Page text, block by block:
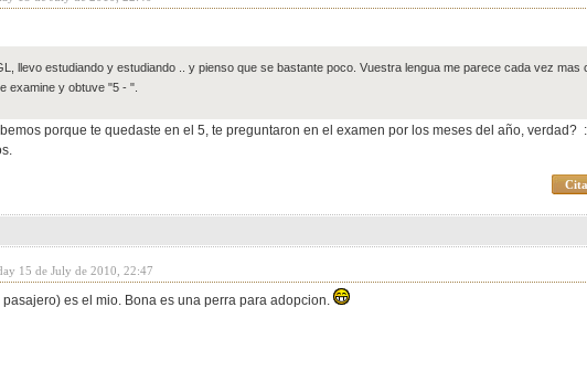
llevo estudiando y estudiando .. y pienso que se bastante poco. Vuestra lengua me parece cada vez mas
examine y obtuve "5 - ".
porque te quedaste en el 5, te preguntaron en el examen por los meses del año, verdad?
15 de July de 2010, 22:47
es el mio. Bona es una perra para adopcion.